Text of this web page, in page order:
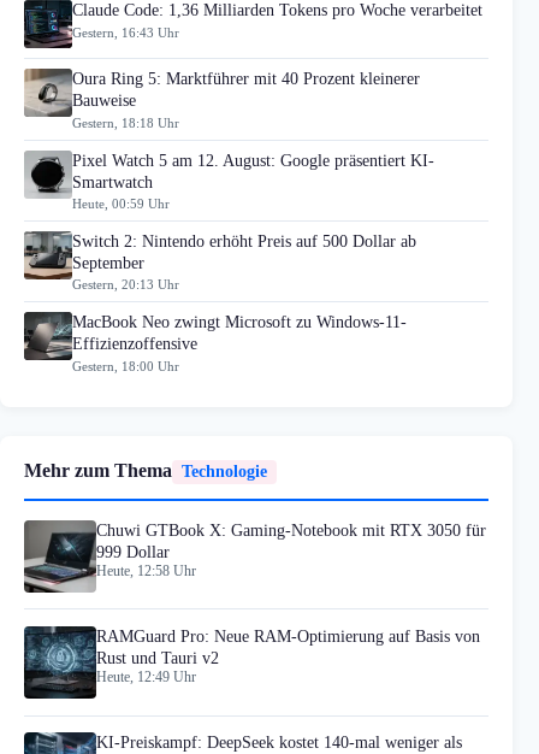
Claude Code: 1,36 Milliarden Tokens pro Woche verarbeitet
Gestern, 16:43 Uhr
Oura Ring 5: Marktführer mit 40 Prozent kleinerer
Bauweise
Gestern, 18:18 Uhr
Pixel Watch 5 am 12. August: Google präsentiert KI-
Smartwatch
Heute, 00:59 Uhr
Switch 2: Nintendo erhöht Preis auf 500 Dollar ab
September
Gestern, 20:13 Uhr
MacBook Neo zwingt Microsoft zu Windows-11-
Effizienzoffensive
Gestern, 18:00 Uhr
Mehr zum Thema Technologie
Chuwi GTBook X: Gaming-Notebook mit RTX 3050 für
999 Dollar
Heute, 12:58 Uhr
RAMGuard Pro: Neue RAM-Optimierung auf Basis von
Rust und Tauri v2
Heute, 12:49 Uhr
KI-Preiskampf: DeepSeek kostet 140-mal weniger als